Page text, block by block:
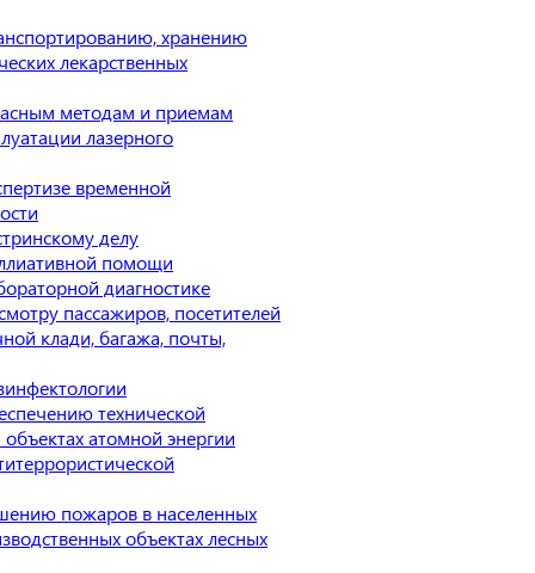
хранению
лекарственных
методам и приемам
лазерного
временной
делу
помощи
диагностике
пассажиров, посетителей
клади, багажа, почты,
технической
атомной энергии
пожаров в населенных
объектах лесных